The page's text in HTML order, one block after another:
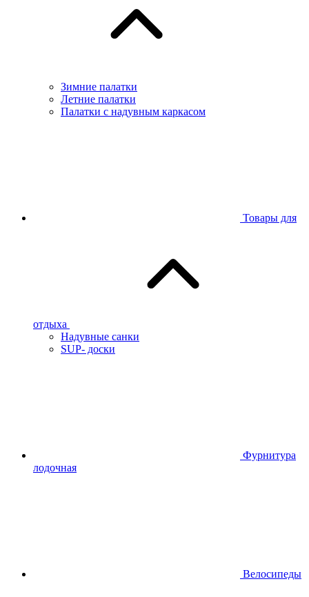
Зимние палатки
Летние палатки
Палатки с надувным каркасом
Товары для
отдыха
Надувные санки
SUP- доски
Фурнитура
лодочная
Велосипеды